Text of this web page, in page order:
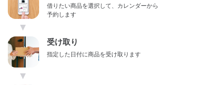
借りたい商品を選択して、カレンダーから
予約します
▼
受け取り
指定した日付に商品を受け取ります
▼